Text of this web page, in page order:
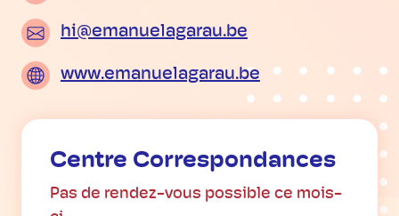
hi@emanuelagarau.be
www.emanuelagarau.be
Centre Correspondances
Pas de rendez-vous possible ce mois-